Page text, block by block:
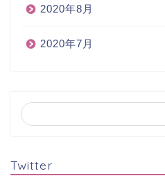
2020年8月
2020年7月
Twitter